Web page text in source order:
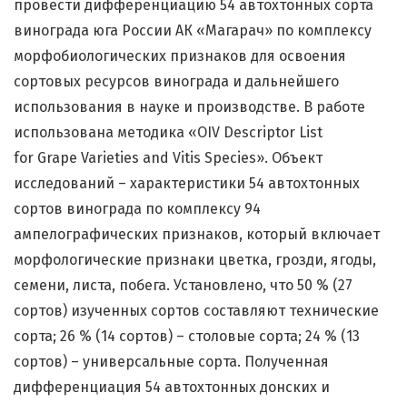
провести дифференциацию 54 автохтонных сорта
винограда юга России АК «Магарач» по комплексу
морфобиологических признаков для освоения
сортовых ресурсов винограда и дальнейшего
использования в науке и производстве. В работе
использована методика «OIV Descriptor List
for Grape Varieties and Vitis Species». Объект
исследований – характеристики 54 автохтонных
сортов винограда по комплексу 94
ампелографических признаков, который включает
морфологические признаки цветка, грозди, ягоды,
семени, листа, побега. Установлено, что 50 % (27
сортов) изученных сортов составляют технические
сорта; 26 % (14 сортов) – столовые сорта; 24 % (13
сортов) – универсальные сорта. Полученная
дифференциация 54 автохтонных донских и